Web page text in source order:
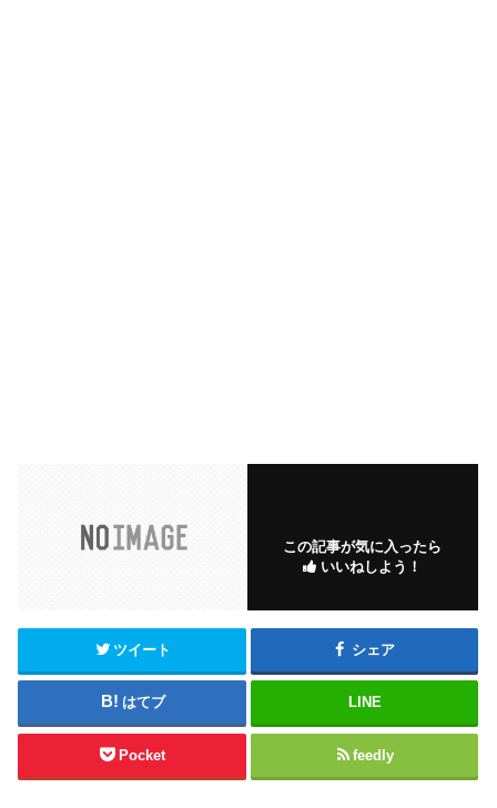
この記事が気に入ったら
いいねしよう！
ツイート シェア
はてブ LINE
Pocket feedly